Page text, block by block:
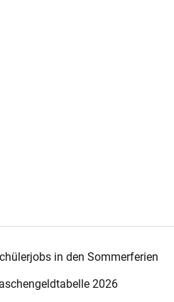
in den Sommerferien
2026